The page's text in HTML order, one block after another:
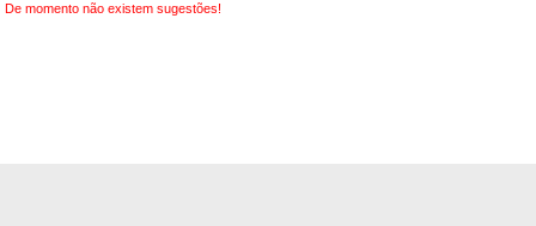
De momento não existem sugestões!